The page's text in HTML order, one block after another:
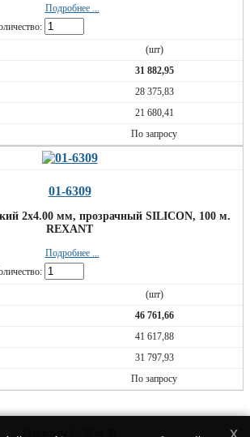
x
Подробнее ...
(шт)
31 882,95
28 375,83
21 680,41
По запросу
01-6309
2х4.00 мм, прозрачный SILICON, 100 м.
REXANT
Подробнее ...
(шт)
46 761,66
41 617,88
31 797,93
По запросу